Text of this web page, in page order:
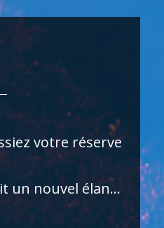
votre réserve
un nouvel élan…